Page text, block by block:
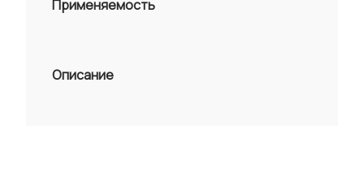
Применяемость
Описание